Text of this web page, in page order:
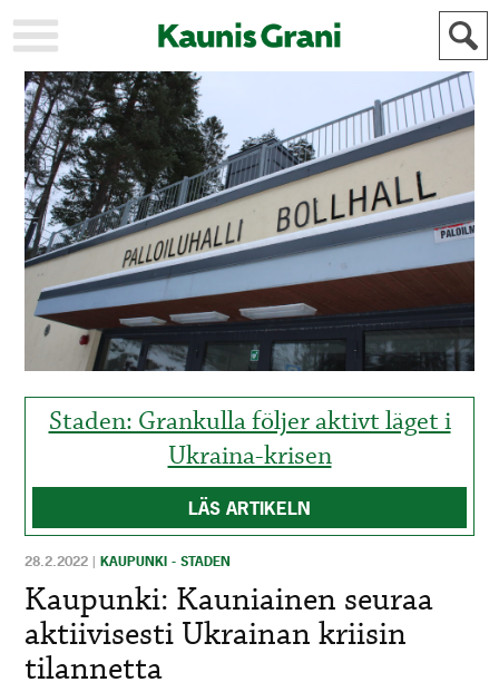
KAUPUNKI
STADEN
AJANKOHTAISTA
AKTUELLT
URHEILU
IDROTT
KULTTUURI
KULTUR
HISTORIA
HISTORIA
YLEINEN
ALLMÄN
MAINOSTAJILLE
FÖR
ANNONSÖRER
Staden: Grankulla följer aktivt läget i
Ukraina-krisen
LÄS ARTIKELN
28.2.2022 |KAUPUNKI - STADEN
Kaupunki: Kauniainen seuraa
aktiivisesti Ukrainan kriisin
tilannetta